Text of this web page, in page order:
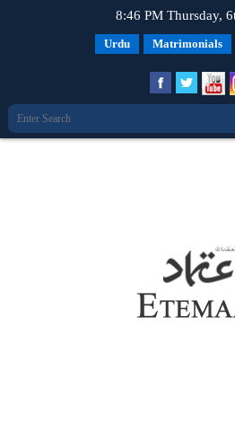
8:46 PM Thursday,
Urdu Matrimonials